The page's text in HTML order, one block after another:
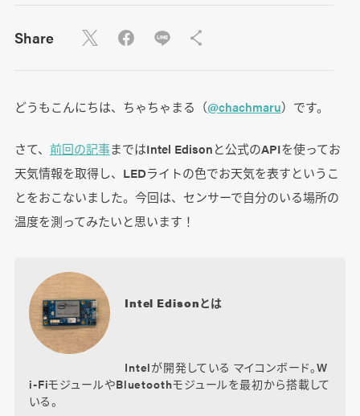
Share
どうもこんにちは、ちゃちゃまる（@chachmaru）です。
さて、 前回の記事まではIntel Edisonと公式のAPIを使ってお
天気情報を取得し、LEDライトの色でお天気を表すというこ
とをおこないました。今回は、センサーで自分のいる場所の
温度を測ってみたいと思います！
Intel Edisonとは
Intelが開発している マイコンボード。W
i-FiモジュールやBluetoothモジュールを最初から搭載して
いる。